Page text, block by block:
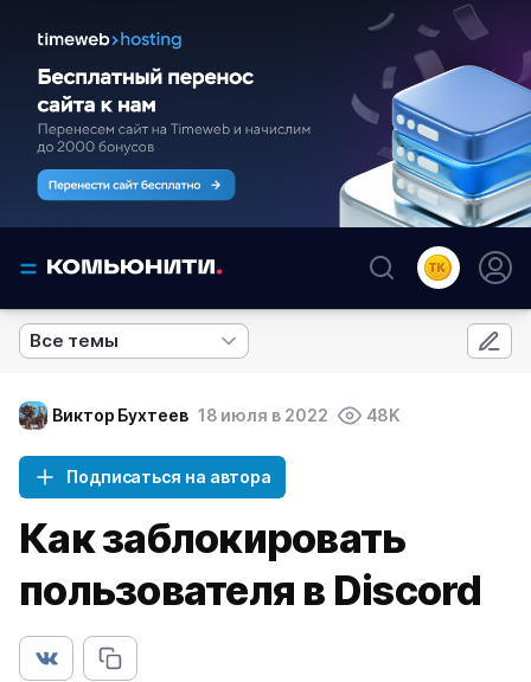
Все темы
Виктор Бухтеев 18 июля в 2022 48K
Подписаться на автора
Как заблокировать
пользователя в Discord